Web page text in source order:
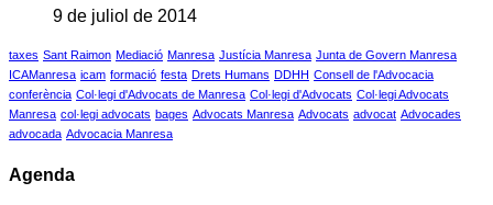
9 de juliol de 2014
taxes Sant Raimon Mediació Manresa Justícia Manresa Junta de Govern Manresa
ICAManresa icam formació festa Drets Humans DDHH Consell de l'Advocacia
conferència Col·legi d'Advocats de Manresa Col·legi d'Advocats Col·legi Advocats
Manresa col·legi advocats bages Advocats Manresa Advocats advocat Advocades
advocada Advocacia Manresa
Agenda